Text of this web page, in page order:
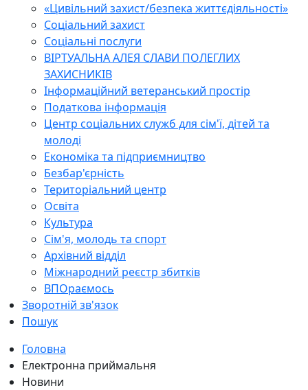
«Цивільний захист/безпека життєдіяльності»
Соціальний захист
Соціальні послуги
ВІРТУАЛЬНА АЛЕЯ СЛАВИ ПОЛЕГЛИХ
ЗАХИСНИКІВ
Інформаційний ветеранський простір
Податкова інформація
Центр соціальних служб для сім'ї, дітей та
молоді
Економіка та підприємництво
Безбар'єрність
Територіальний центр
Освіта
Культура
Сім'я, молодь та спорт
Архівний відділ
Міжнародний реєстр збитків
ВПОраємось
Зворотній зв'язок
Пошук
Головна
Електронна приймальня
Новини